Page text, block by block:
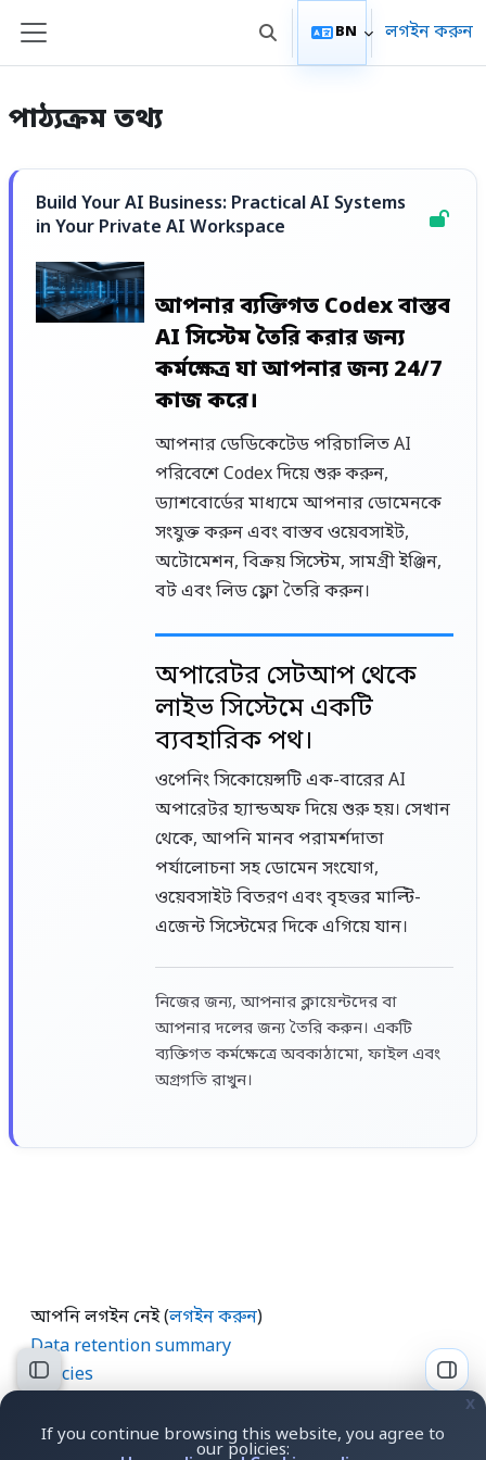
If you continue browsing this website, you agree to
our policies:
x
Side panel
Toggle search input
BN লগইন করুন
Open course index
পাঠ্যক্রম তথ্য
Build Your AI Business: Practical AI Systems
in Your Private AI Workspace
আপনার ব্যক্তিগত Codex বাস্তব
AI সিস্টেম তৈরি করার জন্য
কর্মক্ষেত্র যা আপনার জন্য 24/7
কাজ করে।
আপনার ডেডিকেটেড পরিচালিত AI
পরিবেশে Codex দিয়ে শুরু করুন,
ড্যাশবোর্ডের মাধ্যমে আপনার ডোমেনকে
সংযুক্ত করুন এবং বাস্তব ওয়েবসাইট,
অটোমেশন, বিক্রয় সিস্টেম, সামগ্রী ইঞ্জিন,
বট এবং লিড ফ্লো তৈরি করুন।
অপারেটর সেটআপ থেকে
লাইভ সিস্টেমে একটি
ব্যবহারিক পথ।
ওপেনিং সিকোয়েন্সটি এক-বারের AI
অপারেটর হ্যান্ডঅফ দিয়ে শুরু হয়। সেখান
থেকে, আপনি মানব পরামর্শদাতা
পর্যালোচনা সহ ডোমেন সংযোগ,
ওয়েবসাইট বিতরণ এবং বৃহত্তর মাল্টি-
এজেন্ট সিস্টেমের দিকে এগিয়ে যান।
নিজের জন্য, আপনার ক্লায়েন্টদের বা
আপনার দলের জন্য তৈরি করুন। একটি
ব্যক্তিগত কর্মক্ষেত্রে অবকাঠামো, ফাইল এবং
অগ্রগতি রাখুন।
আপনি লগইন নেই (লগইন করুন)
Data retention summary
Policies
প্রমিত থিমের সুইচ
Your browser prefersEnglish ‎(en)‎.